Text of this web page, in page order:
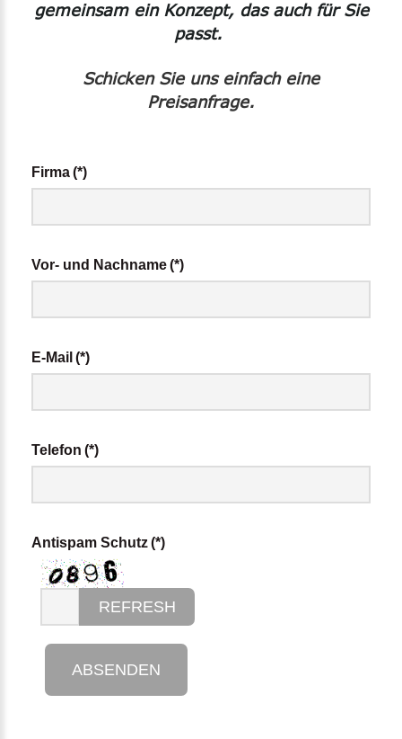
gemeinsam ein Konzept, das auch für Sie
passt.
Schicken Sie uns einfach eine
Preisanfrage.
Firma(*)
Vor- und Nachname(*)
E-Mail (*)
Telefon (*)
Antispam Schutz(*)
REFRESH